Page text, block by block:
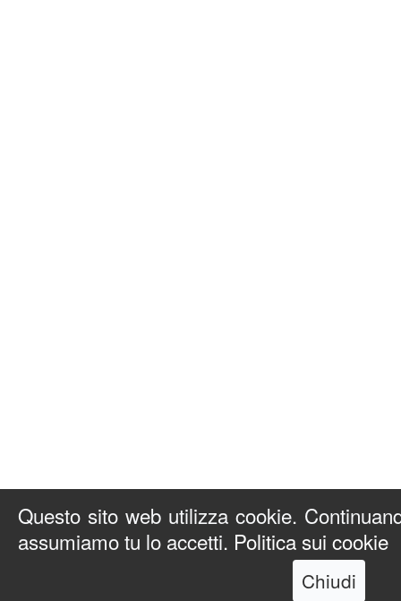
Questo sito web utilizza cookie.
assumiamo tu lo accetti. Politica sui cookie
Chiudi